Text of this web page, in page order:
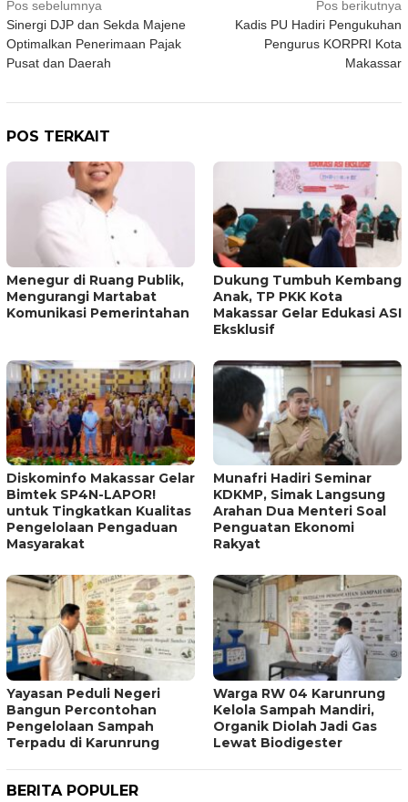
Navigasi
pos
Pos sebelumnya
Sinergi DJP dan Sekda Majene
Optimalkan Penerimaan Pajak
Pusat dan Daerah
Pos berikutnya
Kadis PU Hadiri Pengukuhan
Pengurus KORPRI Kota
Makassar
POS TERKAIT
Menegur di Ruang Publik,
Mengurangi Martabat
Komunikasi Pemerintahan
Dukung Tumbuh Kembang
Anak, TP PKK Kota
Makassar Gelar Edukasi ASI
Eksklusif
Diskominfo Makassar Gelar
Bimtek SP4N-LAPOR!
untuk Tingkatkan Kualitas
Pengelolaan Pengaduan
Masyarakat
Munafri Hadiri Seminar
KDKMP, Simak Langsung
Arahan Dua Menteri Soal
Penguatan Ekonomi
Rakyat
Yayasan Peduli Negeri
Bangun Percontohan
Pengelolaan Sampah
Terpadu di Karunrung
Warga RW 04 Karunrung
Kelola Sampah Mandiri,
Organik Diolah Jadi Gas
Lewat Biodigester
BERITA POPULER